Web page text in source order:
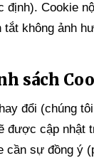
Cookie
tắt không ảnh
sách
đổi (chúng
được cập nhật
cần sự đồng ý